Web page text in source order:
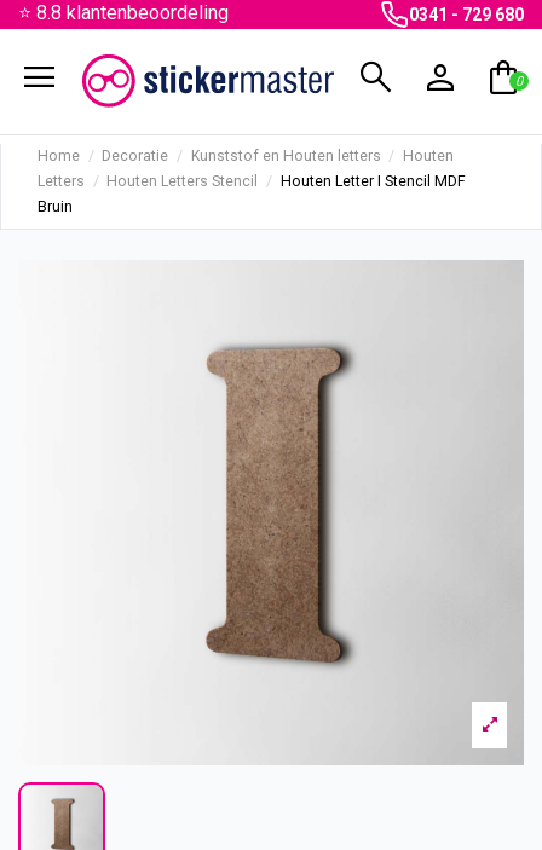
⭐ 8.8 klantenbeoordeling 0341 - 729 680
menu search person shopping_bag
0
Home Decoratie Kunststof en Houten letters
Houten
Letters
Houten Letters Stencil
Houten Letter I Stencil MDF
Bruin